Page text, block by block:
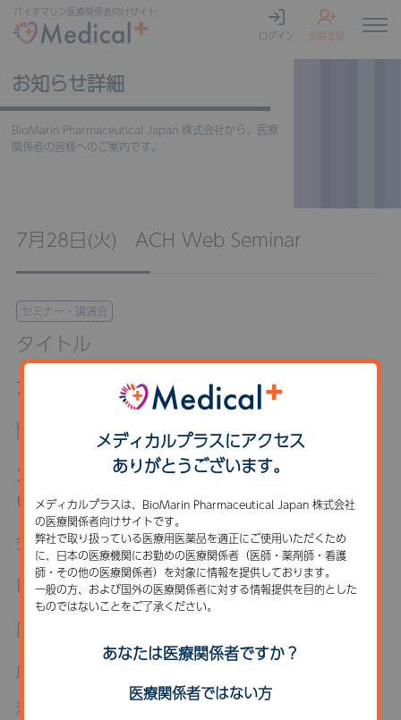
バイオマリン医療関係者向けサイト
ログイン
会員登録
お知らせ詳細
BioMarin Pharmaceutical Japan 株式会社から、医療
関係者の皆様へのご案内です。
7月28日(火) ACH Web Seminar
セミナー・講演会
タイトル
7月28日(火) ACH Web Seminar
開催日時
2026年7月28日(火)18:30～2026年7月28日
(火)19:30
会場
日経メディカルオンライン、Web配信
内容
座長：落合 達宏 先生 宮城県立こども病院 整形外科
演者：小松 繁允 先生 宮城県立こども病院 整形外科
メディカルプラスにアクセス
ありがとうございます。
メディカルプラスは、BioMarin Pharmaceutical Japan 株式会社
の医療関係者向けサイトです。
弊社で取り扱っている医療用医薬品を適正にご使用いただくため
に、日本の医療機関にお勤めの医療関係者（医師・薬剤師・看護
師・その他の医療関係者）を対象に情報を提供しております。
一般の方、および国外の医療関係者に対する情報提供を目的とした
ものではないことをご了承ください。
あなたは医療関係者ですか？
医療関係者ではない方